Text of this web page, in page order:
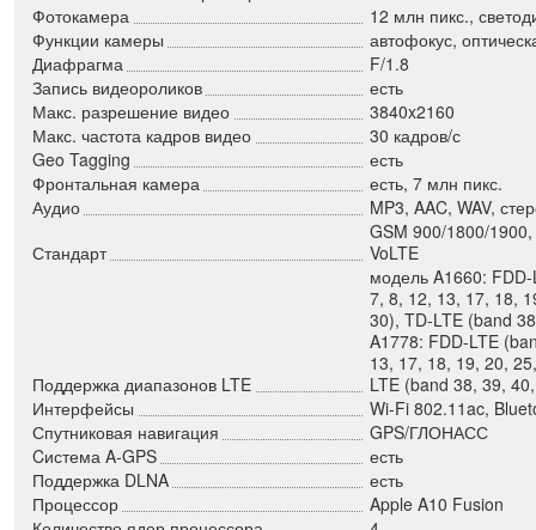
Фотокамера
12 млн пикс.,
Функции камеры
автофокус,
Диафрагма
F/1.8
Запись видеороликов
есть
Макс. разрешение видео
3840x2160
Макс. частота кадров видео
30 кадров/с
Geo Tagging
есть
Фронтальная камера
есть, 7 млн пикс.
Аудио
MP3, AAC, WAV,
Стандарт
GSM 900/1800/
VoLTE
Поддержка диапазонов LTE
модель A1660:
7, 8, 12, 13, 17, 18,
30), TD-LTE (band
A1778: FDD-LTE
13, 17, 18, 19, 20,
LTE (band 38, 39,
Интерфейсы
Wi-Fi 802.11ac,
Спутниковая навигация
GPS/ГЛОНАСС
Cистема A-GPS
есть
Поддержка DLNA
есть
Процессор
Apple A10 Fusion